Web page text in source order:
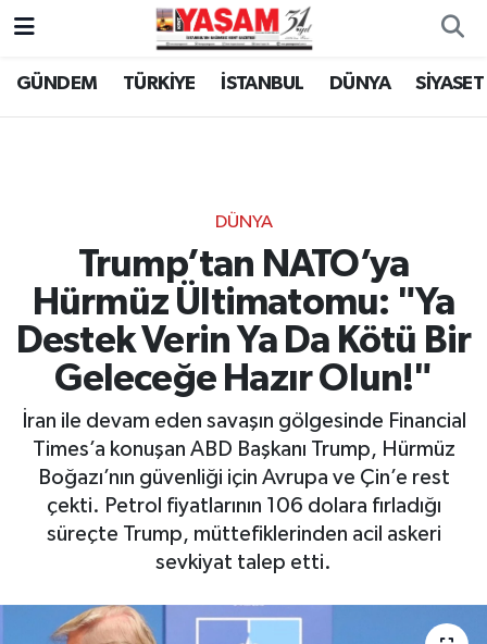
GÜNDEM TÜRKİYE İSTANBUL DÜNYA SİYASET
DÜNYA
Trump’tan NATO’ya
Hürmüz Ültimatomu: "Ya
Destek Verin Ya Da Kötü Bir
Geleceğe Hazır Olun!"
İran ile devam eden savaşın gölgesinde Financial
Times’a konuşan ABD Başkanı Trump, Hürmüz
Boğazı’nın güvenliği için Avrupa ve Çin’e rest
çekti. Petrol fiyatlarının 106 dolara fırladığı
süreçte Trump, müttefiklerinden acil askeri
sevkiyat talep etti.